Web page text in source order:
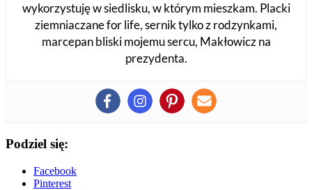
wykorzystuję w siedlisku, w którym mieszkam. Placki
ziemniaczane for life, sernik tylko z rodzynkami,
marcepan bliski mojemu sercu, Makłowicz na
prezydenta.
Podziel się:
Facebook
Pinterest